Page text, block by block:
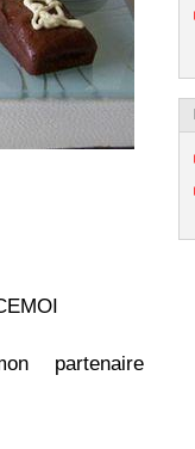
partenaire